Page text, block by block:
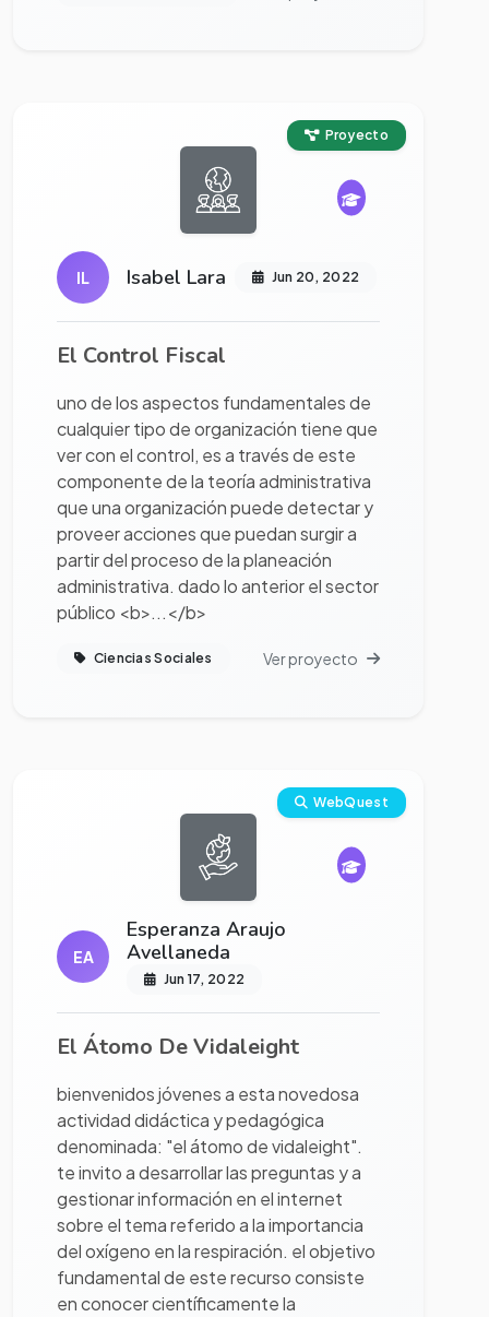
Proyecto
IL Isabel Lara Jun 20, 2022
El Control Fiscal
uno de los aspectos fundamentales de
cualquier tipo de organización tiene que
ver con el control, es a través de este
componente de la teoría administrativa
que una organización puede detectar y
proveer acciones que puedan surgir a
partir del proceso de la planeación
administrativa. dado lo anterior el sector
público <b>...</b>
Ciencias Sociales Ver proyecto
WebQuest
EA
Esperanza Araujo
Avellaneda
Jun 17, 2022
El Átomo De Vidaleight
bienvenidos jóvenes a esta novedosa
actividad didáctica y pedagógica
denominada: "el átomo de vidaleight".
te invito a desarrollar las preguntas y a
gestionar información en el internet
sobre el tema referido a la importancia
del oxígeno en la respiración. el objetivo
fundamental de este recurso consiste
en conocer científicamente la